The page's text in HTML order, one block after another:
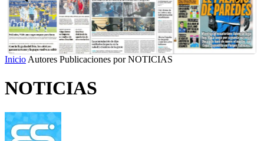
Inicio Autores Publicaciones por NOTICIAS
NOTICIAS